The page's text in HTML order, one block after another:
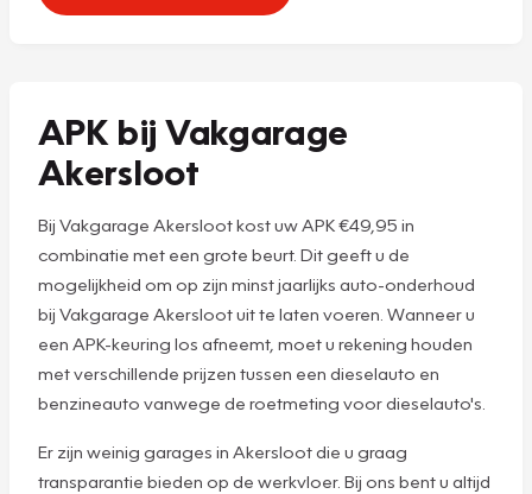
APK bij Vakgarage
Akersloot
Bij Vakgarage Akersloot kost uw APK €49,95 in
combinatie met een grote beurt. Dit geeft u de
mogelijkheid om op zijn minst jaarlijks auto-onderhoud
bij Vakgarage Akersloot uit te laten voeren. Wanneer u
een APK-keuring los afneemt, moet u rekening houden
met verschillende prijzen tussen een dieselauto en
benzineauto vanwege de roetmeting voor dieselauto's.
Er zijn weinig garages in Akersloot die u graag
transparantie bieden op de werkvloer. Bij ons bent u altijd